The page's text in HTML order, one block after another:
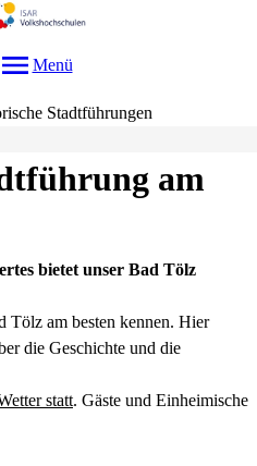
Menü
am
bietet unser Bad Tölz
Tölz am besten kennen. Hier
die Geschichte und die
statt. Gäste und Einheimische